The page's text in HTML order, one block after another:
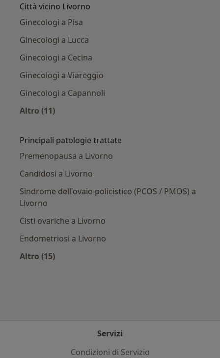
Città vicino Livorno
Ginecologi a Pisa
Ginecologi a Lucca
Ginecologi a Cecina
Ginecologi a Viareggio
Ginecologi a Capannoli
Altro (11)
Principali patologie trattate
Premenopausa a Livorno
Candidosi a Livorno
Sindrome dell'ovaio policistico (PCOS / PMOS) a
Livorno
Cisti ovariche a Livorno
Endometriosi a Livorno
Altro (15)
Servizi
Condizioni di Servizio